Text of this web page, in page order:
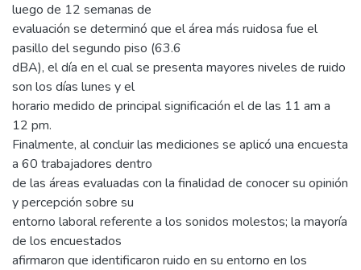
luego de 12 semanas de
evaluación se determinó que el área más ruidosa fue el
pasillo del segundo piso (63.6
dBA), el día en el cual se presenta mayores niveles de ruido
son los días lunes y el
horario medido de principal significación el de las 11 am a
12 pm.
Finalmente, al concluir las mediciones se aplicó una encuesta
a 60 trabajadores dentro
de las áreas evaluadas con la finalidad de conocer su opinión
y percepción sobre su
entorno laboral referente a los sonidos molestos; la mayoría
de los encuestados
afirmaron que identificaron ruido en su entorno en los